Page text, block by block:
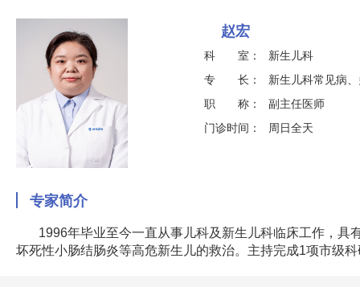
赵宏
科 室：
新生儿科
专 长：
新生儿科常见病
职 称：
副主任医师
门诊时间：
周日全天
专家简介
1996年毕业至今一直从事儿科及新生儿科临床工作，
坏死性小肠结肠炎等高危新生儿的救治。主持完成1项市级